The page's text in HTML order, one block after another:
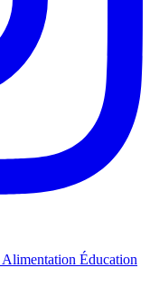
Alimentation Éducation